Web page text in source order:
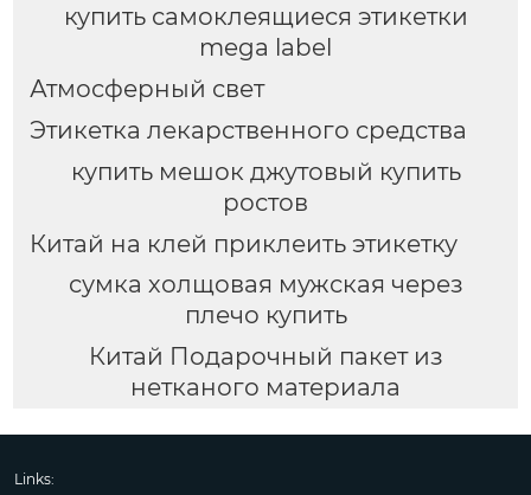
купить самоклеящиеся этикетки
mega label
Атмосферный свет
Этикетка лекарственного средства
купить мешок джутовый купить
ростов
Китай на клей приклеить этикетку
сумка холщовая мужская через
плечо купить
Китай Подарочный пакет из
нетканого материала
Links: